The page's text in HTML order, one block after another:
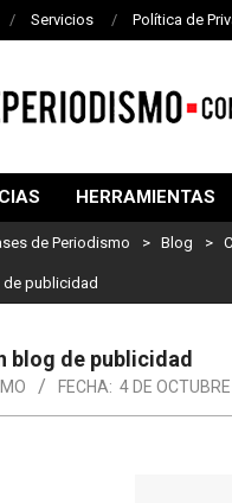
Servicios Política de
HERRAMIENTAS
de Periodismo > Blog >
de publicidad
blog de publicidad
FECHA: 4 DE